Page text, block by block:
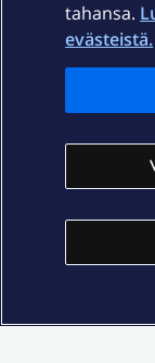
Ajankohtaista
Elisa Oyj
In English
tahansa.
evästeistä.